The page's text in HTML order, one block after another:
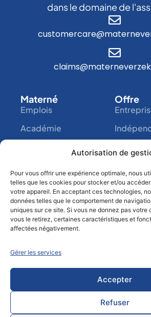
Autorisation de
Pour vous offrir une expérience optimale, nous
telles que les cookies pour stocker et/ou
votre appareil. En acceptant ces technologies,
données telles que le comportement de
uniques sur ce site. Si vous ne donnez pas votre
vous le retirez, certaines caractéristiques et
affectées négativement.
Gérer les services
Accepter
Refuser
dans le domaine de
Materné
Emplois
Académie
Offre
A propos de nous
Contact
Clause de
confidentialité
Clause de non-
responsabilité
Règles de conduite
Outils
Blog